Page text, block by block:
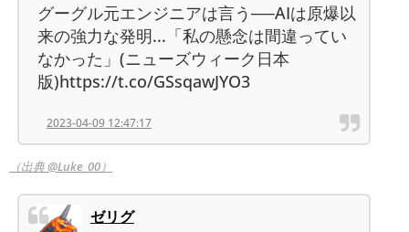
グーグル元エンジニアは言う──AIは原爆以
来の強力な発明...「私の懸念は間違ってい
なかった」(ニューズウィーク日本
版)https://t.co/GSsqawJYO3
2023-04-09 12:47:17
（出典 @Luke_00）
ゼリグ